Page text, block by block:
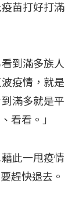
苗打好打滿
到滿多族人
疫情，就是
滿多就是平
看看。」
此一甩疫情
趕快退去。